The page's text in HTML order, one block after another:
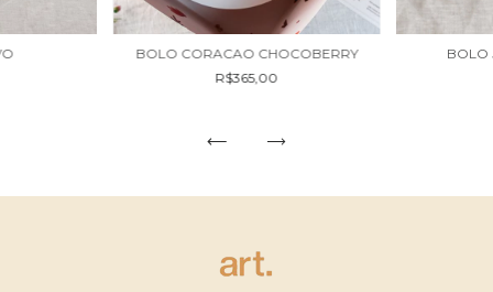
BOLO CORACAO CHOCOBERRY
R$365,00
BOLO